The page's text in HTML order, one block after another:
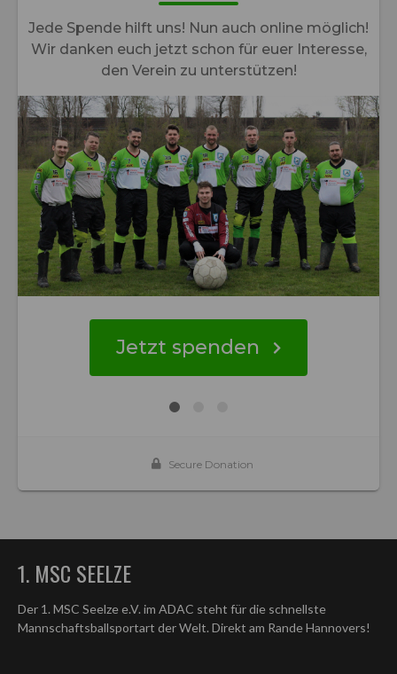
1. MSC SEELZE
Der 1. MSC Seelze e.V. im ADAC steht für die schnellste
Mannschaftsballsportart der Welt. Direkt am Rande Hannovers!